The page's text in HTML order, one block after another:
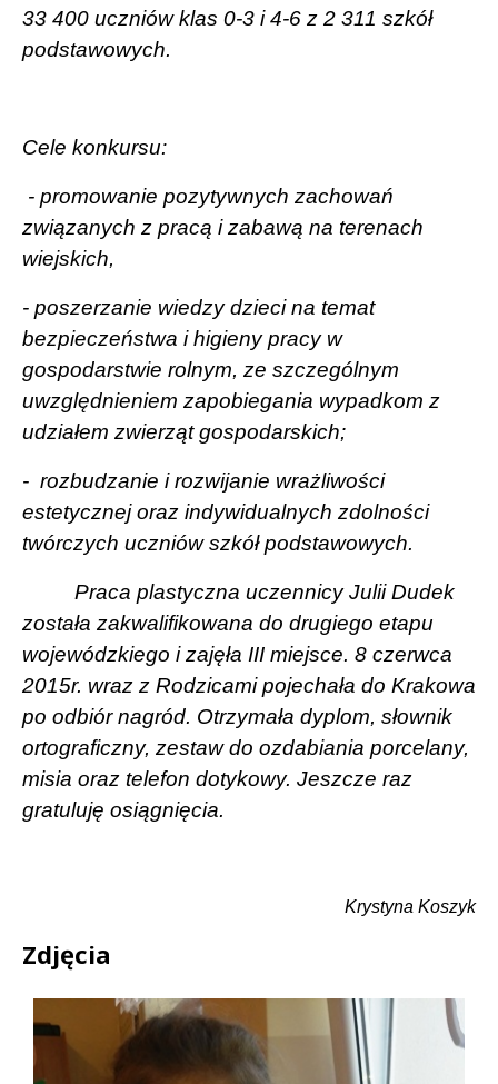
33 400 uczniów klas 0-3 i 4-6 z 2 311 szkół
podstawowych.
Cele konkursu:
- promowanie pozytywnych zachowań
związanych z pracą i zabawą na terenach
wiejskich,
- poszerzanie wiedzy dzieci na temat
bezpieczeństwa i higieny pracy w
gospodarstwie rolnym, ze szczególnym
uwzględnieniem zapobiegania wypadkom z
udziałem zwierząt gospodarskich;
- rozbudzanie i rozwijanie wrażliwości
estetycznej oraz indywidualnych zdolności
twórczych uczniów szkół podstawowych.
Praca plastyczna uczennicy Julii Dudek
została zakwalifikowana do drugiego etapu
wojewódzkiego i zajęła III miejsce. 8 czerwca
2015r. wraz z Rodzicami pojechała do Krakowa
po odbiór nagród. Otrzymała dyplom, słownik
ortograficzny, zestaw do ozdabiania porcelany,
misia oraz telefon dotykowy. Jeszcze raz
gratuluję osiągnięcia.
Krystyna Koszyk
Zdjęcia